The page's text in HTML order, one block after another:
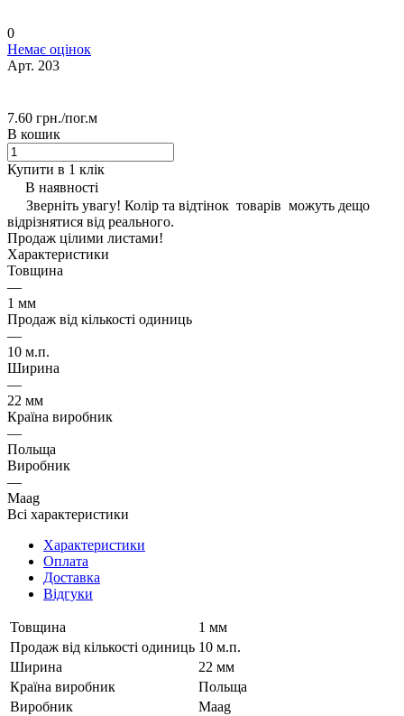
0
Немає оцінок
Арт. 203
7.60 грн./пог.м
В кошик
Купити в 1 клік
В наявності
Зверніть увагу! Колір та відтінок товарів можуть дещо
відрізнятися від реального.
Продаж цілими листами!
Характеристики
Товщина
—
1 мм
Продаж від кількості одиниць
—
10 м.п.
Ширина
—
22 мм
Країна виробник
—
Польща
Виробник
—
Maag
Всі характеристики
Характеристики
Оплата
Доставка
Відгуки
Товщина
1 мм
Продаж від кількості одиниць 10 м.п.
Ширина
22 мм
Країна виробник
Польща
Виробник
Maag